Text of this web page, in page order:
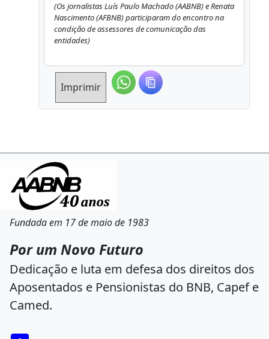
(Os jornalistas Luís Paulo Machado (AABNB) e Renata
Nascimento (AFBNB) participaram do encontro na
condição de assessores de comunicação das
entidades)
Imprimir
Fundada em 17 de maio de 1983
Por um Novo Futuro
Dedicação e luta em defesa dos direitos dos
Aposentados e Pensionistas do BNB, Capef e
Camed.